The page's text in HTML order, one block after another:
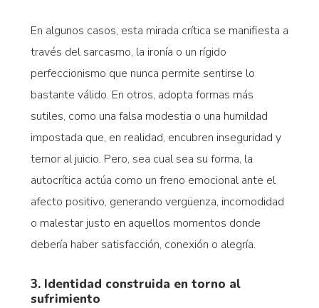
En algunos casos, esta mirada crítica se manifiesta a
través del sarcasmo, la ironía o un rígido
perfeccionismo que nunca permite sentirse lo
bastante válido. En otros, adopta formas más
sutiles, como una falsa modestia o una humildad
impostada que, en realidad, encubren inseguridad y
temor al juicio. Pero, sea cual sea su forma, la
autocrítica actúa como un freno emocional ante el
afecto positivo, generando vergüenza, incomodidad
o malestar justo en aquellos momentos donde
debería haber satisfacción, conexión o alegría.
3. Identidad construida en torno al
sufrimiento